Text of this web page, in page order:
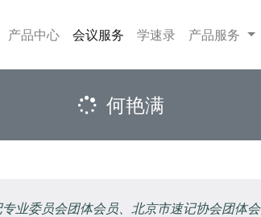
产品中心 会议服务(current)
学速录 产品服务
何艳满
业委员会团体会员、北京市速记协会团体